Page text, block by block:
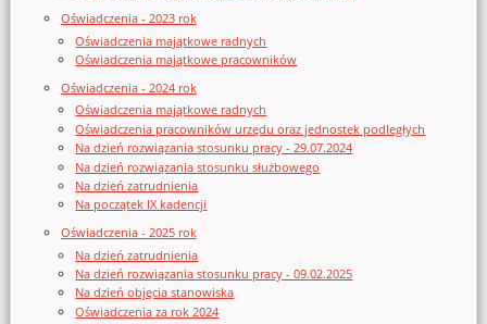
Oświadczenia - 2023 rok
Oświadczenia majątkowe radnych
Oświadczenia majątkowe pracowników
Oświadczenia - 2024 rok
Oświadczenia majątkowe radnych
Oświadczenia pracowników urzędu oraz jednostek podległych
Na dzień rozwiązania stosunku pracy - 29.07.2024
Na dzień rozwiązania stosunku służbowego
Na dzień zatrudnienia
Na początek IX kadencji
Oświadczenia - 2025 rok
Na dzień zatrudnienia
Na dzień rozwiązania stosunku pracy - 09.02.2025
Na dzień objęcia stanowiska
Oświadczenia za rok 2024